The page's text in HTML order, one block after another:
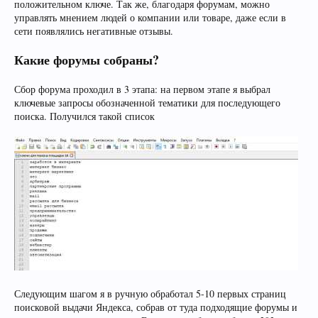
положительном ключе. Так же, благодаря форумам, можно
управлять мнением людей о компании или товаре, даже если в
сети появлялись негативные отзывы.
Какие форумы собраны?
Сбор форума проходил в 3 этапа: на первом этапе я выбрал
ключевые запросы обозначенной тематики для последующего
поиска. Получился такой список
Следующим шагом я в ручную обработал 5-10 первых страниц
поисковой выдачи Яндекса, собрав от туда подходящие форумы и